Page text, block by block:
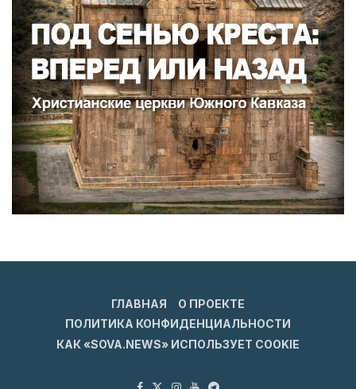
ГЛАВНАЯ
О ПРОЕКТЕ
ПОЛИТИКА КОНФИДЕНЦИАЛЬНОСТИ
КАК «SOVA.NEWS» ИСПОЛЬЗУЕТ COOKIE